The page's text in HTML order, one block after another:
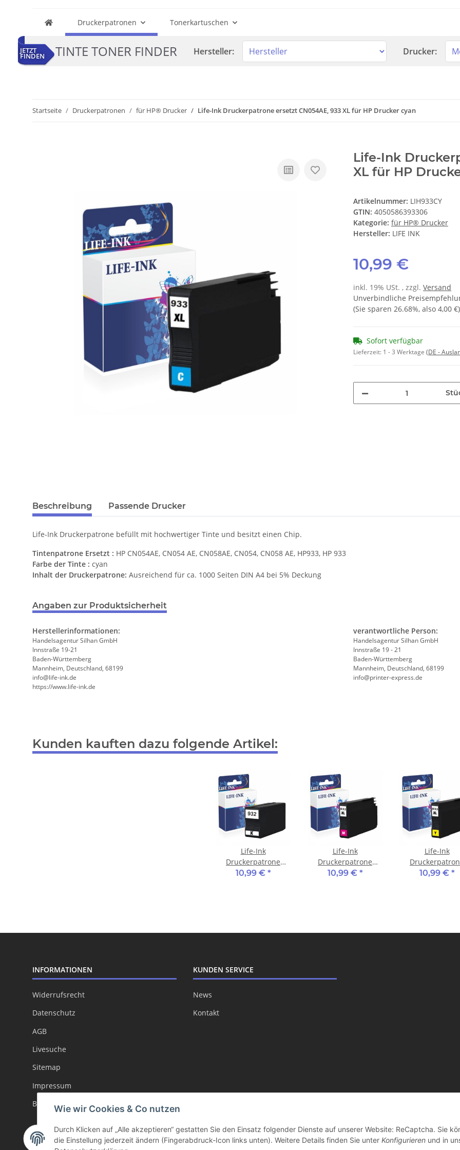
Druckerpatronen Tonerkartuschen
JETZT
FINDEN TINTE TONER FINDER Hersteller: Drucker:
Startseite Druckerpatronen für HP® Drucker Life-Ink Druckerpatrone ersetzt CN054AE, 933 XL für HP Drucker cyan
Life-Ink
XL für HP
Artikelnummer: LIH933CY
GTIN: 4050586393306
Kategorie: für HP® Drucker
Hersteller: LIFE INK
10,99 €
inkl. 19% USt. , zzgl. Versand
Unverbindliche
(Sie sparen 26.68%, also 4,00 €)
Sofort verfügbar
Lieferzeit: 1 - 3 Werktage (DE -
Beschreibung Passende Drucker
Life-Ink Druckerpatrone befüllt mit hochwertiger Tinte und besitzt einen Chip.
Tintenpatrone Ersetzt : HP CN054AE, CN054 AE, CN058AE, CN054, CN058 AE, HP933, HP 933
Farbe der Tinte : cyan
Inhalt der Druckerpatrone: Ausreichend für ca. 1000 Seiten DIN A4 bei 5% Deckung
Angaben zur Produktsicherheit
Herstellerinformationen:
Handelsagentur Silhan GmbH
Innstraße 19-21
Baden-Württemberg
Mannheim, Deutschland, 68199
info@life-ink.de
https://www.life-ink.de
verantwortliche Person:
Handelsagentur Silhan GmbH
Innstraße 19 - 21
Baden-Württemberg
Mannheim, Deutschland, 68199
info@printer-express.de
Kunden kauften dazu folgende Artikel:
Life-Ink
Druckerpatrone
ersetzt CN057AE, 932
10,99 € *
Life-Ink
Druckerpatrone
ersetzt CN055AE, 933
10,99 € *
Life-Ink
ersetzt CN056AE,
10,99 € *
INFORMATIONEN
Widerrufsrecht
Datenschutz
AGB
Livesuche
Sitemap
Impressum
Batteriegesetzhinweise
KUNDEN SERVICE
News
Kontakt
Vertrag widerrufen
Wie wir Cookies & Co nutzen
Durch Klicken auf „Alle akzeptieren“ gestatten Sie den Einsatz folgender Dienste auf unserer Website: ReCaptcha. Sie
die Einstellung jederzeit ändern (Fingerabdruck-Icon links unten). Weitere Details finden Sie unter Konfigurieren und in